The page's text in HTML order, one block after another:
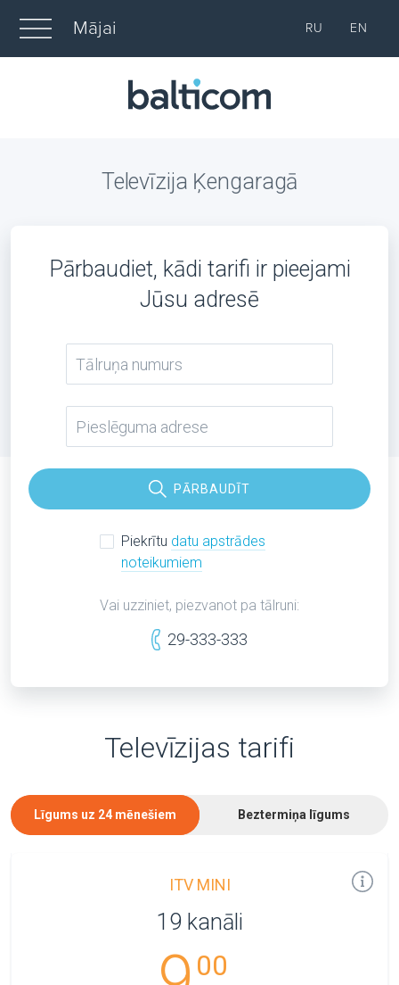
Mājai RU EN
Televīzija Ķengaragā
Pārbaudiet, kādi tarifi ir pieejami
Jūsu adresē
PĀRBAUDĪT
Piekrītu datu apstrādes
noteikumiem
Vai uzziniet, piezvanot pa tālruni:
29-333-333
Televīzijas tarifi
Līgums uz 24 mēnešiem Beztermiņa līgums
ITV MINI
19 kanāli
00